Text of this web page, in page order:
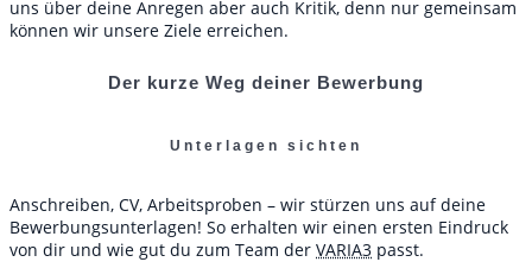
uns über deine Anregen aber auch Kritik, denn nur gemeinsam
können wir unsere Ziele erreichen.
Der kurze Weg deiner Bewerbung
Unterlagen sichten
Anschreiben, CV, Arbeitsproben – wir stürzen uns auf deine
Bewerbungsunterlagen! So erhalten wir einen ersten Eindruck
von dir und wie gut du zum Team der VARIA3 passt.